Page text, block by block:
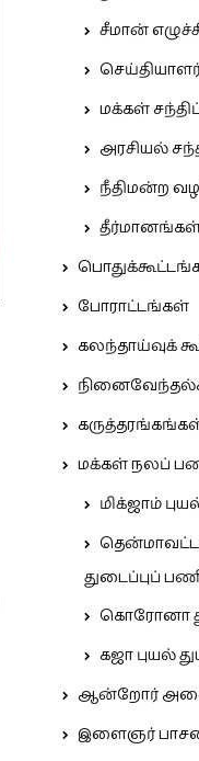
சீமான்
செய்தியாளர்
மக்கள்
அரசியல்
நீதிமன்ற
போராட்டங்கள்
கலந்தாய்வுக்
மக்கள் நலப்
மிக்ஜாம்
துடைப்புப்
கொரோனா
கஜா புயல்
ஆன்றோர்
இளைஞர்